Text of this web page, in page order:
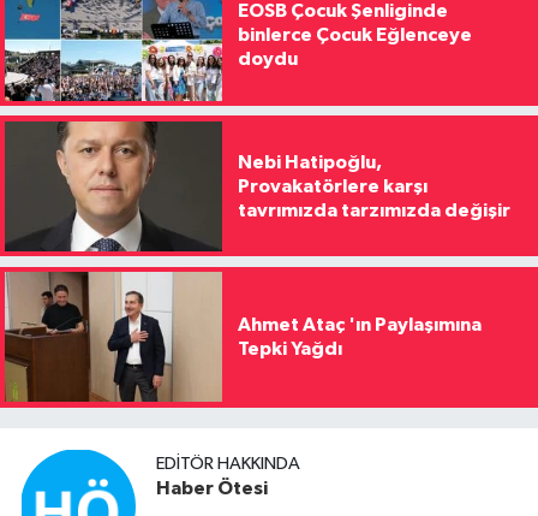
EOSB Çocuk Şenliginde
binlerce Çocuk Eğlenceye
doydu
Nebi Hatipoğlu,
Provakatörlere karşı
tavrımızda tarzımızda değişir
Ahmet Ataç 'ın Paylaşımına
Tepki Yağdı
EDITÖR HAKKINDA
Haber Ötesi